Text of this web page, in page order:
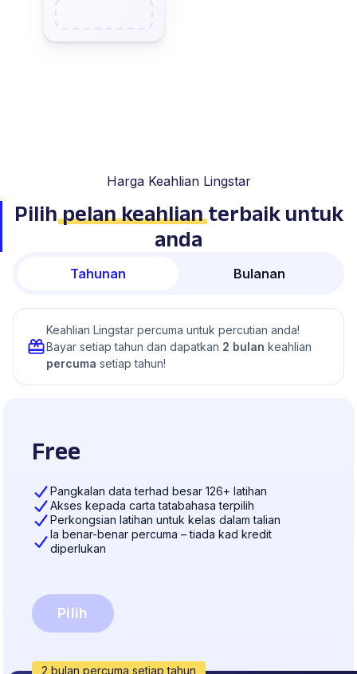
Harga Keahlian Lingstar
Pilihpelan keahlianterbaik untuk
anda
Tahunan Bulanan
Keahlian Lingstar percuma untuk percutian anda!
Bayar setiap tahun dan dapatkan 2 bulan keahlian
percuma setiap tahun!
Free
Pangkalan data terhad besar 126+ latihan
Akses kepada carta tatabahasa terpilih
Perkongsian latihan untuk kelas dalam talian
Ia benar-benar percuma – tiada kad kredit
diperlukan
Pilih
2 bulan percuma setiap tahun